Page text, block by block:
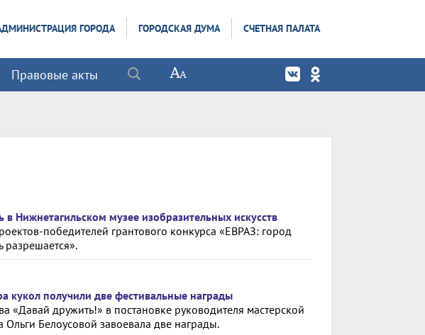
ГОРОДА ГОРОДСКАЯ ДУМА СЧЕТНАЯ ПАЛАТА
Правовые акты
в Нижнетагильском музее изобразительных искусств
победителей грантового конкурса «ЕВРАЗ: город
разрешается».
кукол получили две фестивальные награды
«Давай дружить!» в постановке руководителя мастерской
Белоусовой завоевала две награды.